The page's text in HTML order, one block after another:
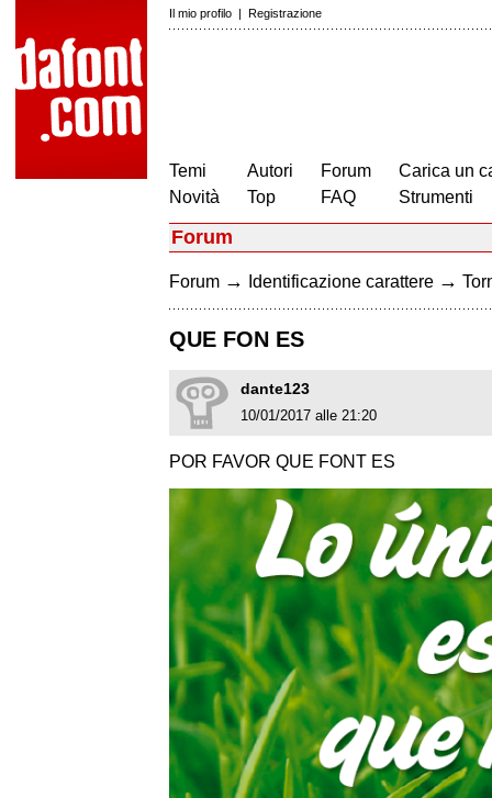
Il mio profilo | Registrazione
Temi
Novità
Autori
Top
Forum
FAQ
Carica un
Strumenti
Forum
Forum → Identificazione carattere →
QUE FON ES
dante123
10/01/2017 alle 21:20
POR FAVOR QUE FONT ES